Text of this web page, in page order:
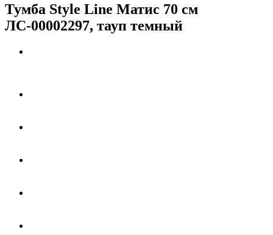
Тумба Style Line Матис 70 см
ЛС-00002297, тауп темный